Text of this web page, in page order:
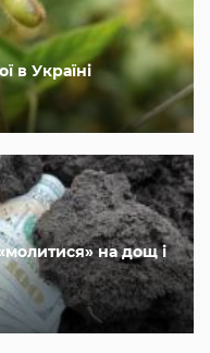
в Україні
на дощ і